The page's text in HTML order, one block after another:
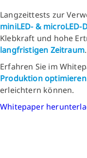
Langzeittests zur
miniLED- & microLED-
Klebkraft und hohe
langfristigen Zeitraum.
Erfahren Sie im
Produktion optimieren
erleichtern können.
Whitepaper